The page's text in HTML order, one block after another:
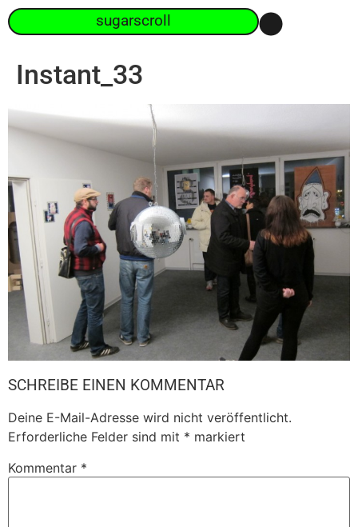
sugarscroll
Instant_33
SCHREIBE EINEN KOMMENTAR
Deine E-Mail-Adresse wird nicht veröffentlicht.
Erforderliche Felder sind mit * markiert
Kommentar *